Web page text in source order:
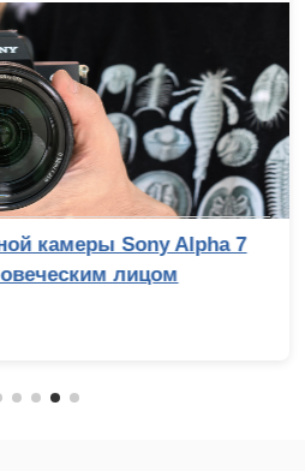
камеры Sony Alpha 7
лицом